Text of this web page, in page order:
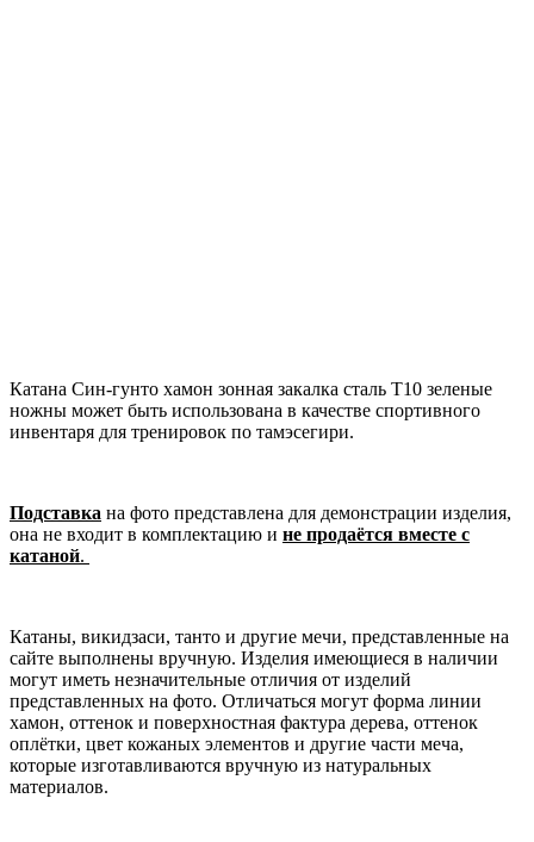
Катана Син-гунто хамон зонная закалка сталь T10 зеленые
ножны может быть использована в качестве спортивного
инвентаря для тренировок по тамэсегири.
Подставка на фото представлена для демонстрации изделия,
она не входит в комплектацию и не продаётся вместе с
катаной.
Катаны, викидзаси, танто и другие мечи, представленные на
сайте выполнены вручную. Изделия имеющиеся в наличии
могут иметь незначительные отличия от изделий
представленных на фото. Отличаться могут форма линии
хамон, оттенок и поверхностная фактура дерева, оттенок
оплётки, цвет кожаных элементов и другие части меча,
которые изготавливаются вручную из натуральных
материалов.